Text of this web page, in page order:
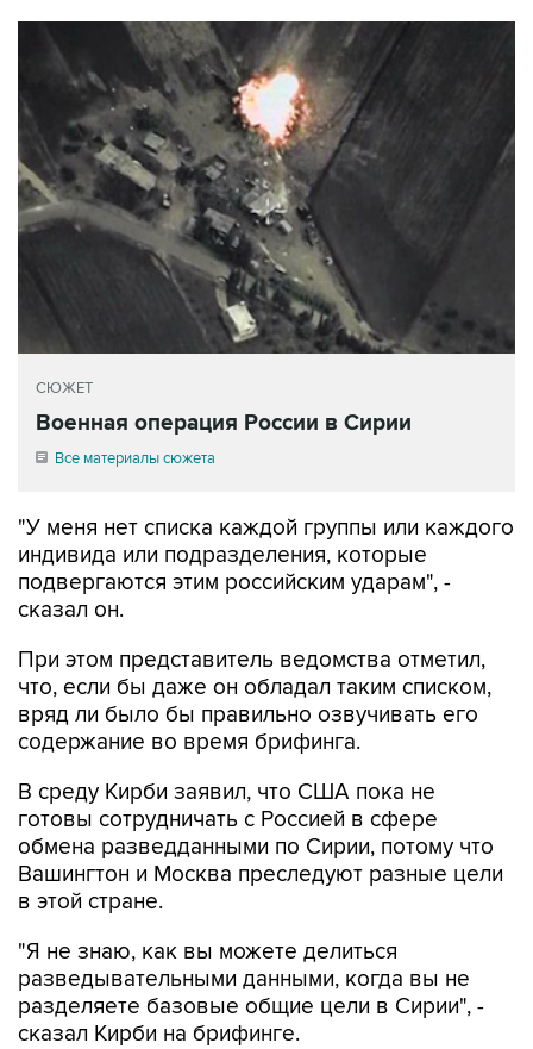
СЮЖЕТ
Военная операция России в Сирии
Все материалы сюжета
"У меня нет списка каждой группы или каждого
индивида или подразделения, которые
подвергаются этим российским ударам", -
сказал он.
При этом представитель ведомства отметил,
что, если бы даже он обладал таким списком,
вряд ли было бы правильно озвучивать его
содержание во время брифинга.
В среду Кирби заявил, что США пока не
готовы сотрудничать с Россией в сфере
обмена разведданными по Сирии, потому что
Вашингтон и Москва преследуют разные цели
в этой стране.
"Я не знаю, как вы можете делиться
разведывательными данными, когда вы не
разделяете базовые общие цели в Сирии", -
сказал Кирби на брифинге.